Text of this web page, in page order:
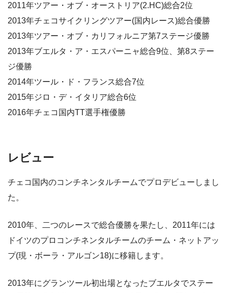
2011年ツアー・オブ・オーストリア(2.HC)総合2位
2013年チェコサイクリングツアー(国内レース)総合優勝
2013年ツアー・オブ・カリフォルニア第7ステージ優勝
2013年ブエルタ・ア・エスパーニャ総合9位、第8ステー
ジ優勝
2014年ツール・ド・フランス総合7位
2015年ジロ・デ・イタリア総合6位
2016年チェコ国内TT選手権優勝
レビュー
チェコ国内のコンチネンタルチームでプロデビューしまし
た。
2010年、二つのレースで総合優勝を果たし、2011年には
ドイツのプロコンチネンタルチームのチーム・ネットアッ
プ(現・ボーラ・アルゴン18)に移籍します。
2013年にグランツール初出場となったブエルタでステー